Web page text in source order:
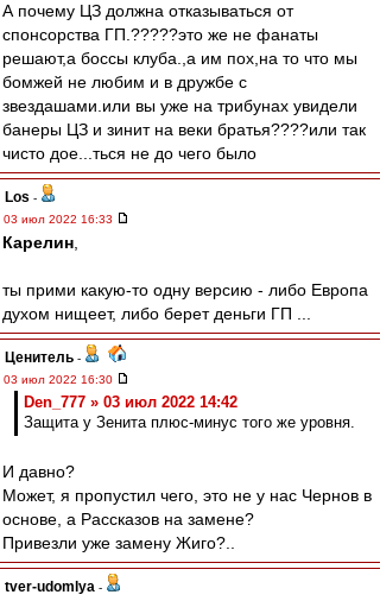
А почему ЦЗ должна отказываться от
спонсорства ГП.?????это же не фанаты
решают,а боссы клуба.,а им пох,на то что мы
бомжей не любим и в дружбе с
звездашами.или вы уже на трибунах увидели
банеры ЦЗ и зинит на веки братья????или так
чисто дое...ться не до чего было
Los -
03 июл 2022 16:33
Карелин
ты прими какую-то одну версию - либо Европа
духом нищеет, либо берет деньги ГП ...
Ценитель -
03 июл 2022 16:30
Den_777 » 03 июл 2022 14:42
Защита у Зенита плюс-минус того же уровня.
И давно?
Может, я пропустил чего, это не у нас Чернов в
основе, а Рассказов на замене?
Привезли уже замену Жиго?..
tver-udomlya -